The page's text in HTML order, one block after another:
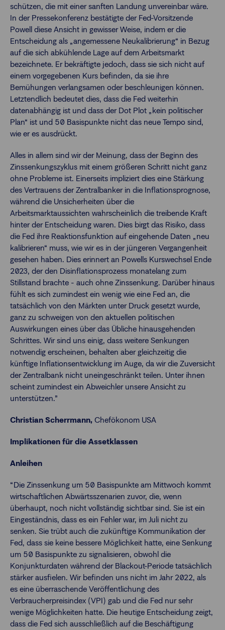
schützen, die mit einer sanften Landung unvereinbar wäre.
In der Pressekonferenz bestätigte der Fed-Vorsitzende
Powell diese Ansicht in gewisser Weise, indem er die
Entscheidung als „angemessene Neukalibrierung“ in Bezug
auf die sich abkühlende Lage auf dem Arbeitsmarkt
bezeichnete. Er bekräftigte jedoch, dass sie sich nicht auf
einem vorgegebenen Kurs befinden, da sie ihre
Bemühungen verlangsamen oder beschleunigen können.
Letztendlich bedeutet dies, dass die Fed weiterhin
datenabhängig ist und dass der Dot Plot „kein politischer
Plan“ ist und 50 Basispunkte nicht das neue Tempo sind,
wie er es ausdrückt.
Alles in allem sind wir der Meinung, dass der Beginn des
Zinssenkungszyklus mit einem größeren Schritt nicht ganz
ohne Probleme ist. Einerseits impliziert dies eine Stärkung
des Vertrauens der Zentralbanker in die Inflationsprognose,
während die Unsicherheiten über die
Arbeitsmarktaussichten wahrscheinlich die treibende Kraft
hinter der Entscheidung waren. Dies birgt das Risiko, dass
die Fed ihre Reaktionsfunktion auf eingehende Daten „neu
kalibrieren“ muss, wie wir es in der jüngeren Vergangenheit
gesehen haben. Dies erinnert an Powells Kurswechsel Ende
2023, der den Disinflationsprozess monatelang zum
Stillstand brachte - auch ohne Zinssenkung. Darüber hinaus
fühlt es sich zumindest ein wenig wie eine Fed an, die
tatsächlich von den Märkten unter Druck gesetzt wurde,
ganz zu schweigen von den aktuellen politischen
Auswirkungen eines über das Übliche hinausgehenden
Schrittes. Wir sind uns einig, dass weitere Senkungen
notwendig erscheinen, behalten aber gleichzeitig die
künftige Inflationsentwicklung im Auge, da wir die Zuversicht
der Zentralbank nicht uneingeschränkt teilen. Unter ihnen
scheint zumindest ein Abweichler unsere Ansicht zu
unterstützen.”
Christian Scherrmann, Chefökonom USA
Implikationen für die Assetklassen
Anleihen
“Die Zinssenkung um 50 Basispunkte am Mittwoch kommt
wirtschaftlichen Abwärtsszenarien zuvor, die, wenn
überhaupt, noch nicht vollständig sichtbar sind. Sie ist ein
Eingeständnis, dass es ein Fehler war, im Juli nicht zu
senken. Sie trübt auch die zukünftige Kommunikation der
Fed, dass sie keine bessere Möglichkeit hatte, eine Senkung
um 50 Basispunkte zu signalisieren, obwohl die
Konjunkturdaten während der Blackout-Periode tatsächlich
stärker ausfielen. Wir befinden uns nicht im Jahr 2022, als
es eine überraschende Veröffentlichung des
Verbraucherpreisindex (VPI) gab und die Fed nur sehr
wenige Möglichkeiten hatte. Die heutige Entscheidung zeigt,
dass die Fed sich ausschließlich auf die Beschäftigung